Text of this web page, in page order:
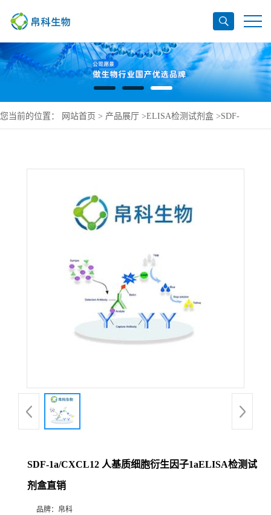
您当前的位置： 网站首页 > 产品展厅 >ELISA检测试剂盒 >SDF-
SDF-1a/CXCL12 人基质细胞衍生因子1aELISA检测试
剂盒直销
品牌： 帛科